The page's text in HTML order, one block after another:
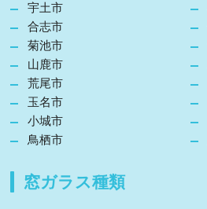
宇土市
合志市
菊池市
山鹿市
荒尾市
玉名市
小城市
鳥栖市
窓ガラス種類